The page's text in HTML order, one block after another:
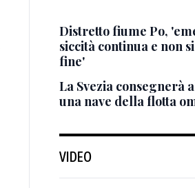
Distretto fiume Po,
siccità continua e non
fine'
La Svezia consegnerà
una nave della flotta
VIDEO